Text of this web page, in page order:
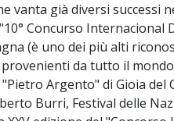
vanta già diversi successi
Concurso Internacional
(è uno dei più alti
da tutto il
Argento" di Gioia del
Burri, Festival delle